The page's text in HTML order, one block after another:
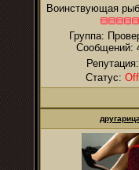
Воинствующая
Группа:
Сообщений:
Репутация:
Статус:
другарица